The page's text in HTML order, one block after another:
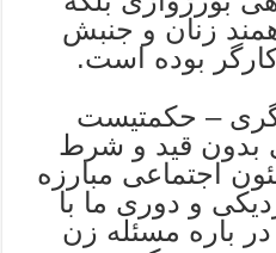
زنان و جنبش
بوده است.
– حکمتیست
بدون قید و شرط
اجتماعی مبارزه
و دوری ما با
باره مسئله زن